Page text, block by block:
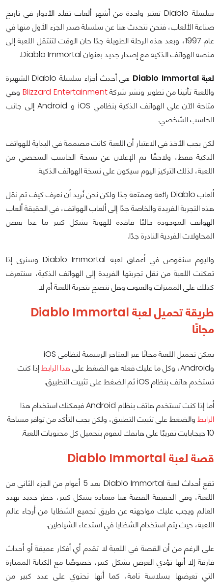
سلسلة Diablo تعتبر واحدة من أشهر ألعاب تقلد الأدوار في تاريخ
صناعة الألعاب، فنحن نتحدث هنا عن سلسلة صدر الجزء الأول منها في
عام 1997، وبعد هذه الرحلة الطويلة جدًا حان الوقت لتنتقل اللعبة إلى
منصة الهواتف الذكية مع إصدار جديد بعنوان Diablo Immortal.
لعبة Diablo Immortal
هي أحدث أجزاء سلسلة Diablo الشهيرة
واللعبة تأتينا من تطوير ونشر شركةBlizzard Entertainment وهي
متاحة الآن على الهواتف الذكية بنظامي iOS و Androidإلى جانب
الحاسب الشخصي.
لكن يجب الأخذ في الاعتبار أن اللعبة كانت مصممة في البداية للهواتف
الذكية فقط، ولاحقًا تم الإعلان عن نسخة الحاسب الشخصي من
اللعبة، لذلك التركيز اليوم سيكون على نسخة الهواتف الذكية.
ألعاب Diablo رائعة وممتعة جدًا ولكن نحن نُريد أن نعرف كيف تم نقل
هذه التجربة الفريدة والخاصة جدًا إلى ألعاب الهواتف، في الحقيقة ألعاب
الهواتف الموجودة حاليًا فاقدة للهوية بشكل كبير ما عدا بعض
المحاولات الفردية النادرة جدًا.
واليوم سنغوص في أعماق لعبة Diablo Immortal وسنرى إذا
تمكنت اللعبة من نقل تجربتها الفريدة إلى الهواتف الذكية، سنتعرف
كذلك على المميزات والعيوب وهل ننصح بتجربة اللعبة أم لا.
طريقة تحميل لعبة Diablo Immortal
مجانًا
يمكن تحميل اللعبة مجانًا عبر المتاجر الرسمية لنظامي iOS
وAndroid، وكل ما عليك فعله هو الضغط على
هذا الرابطإذا كنت
تستخدم هاتف بنظام iOS ثم الضغط على تثبيت التطبيق.
أما إذا كنت تستخدم هاتف بنظام Android فيمكنك استخدام هذا
الرابط والضغط على تثبيت التطبيق، ولكن يجب التأكد من توافر مساحة
10 جيجابايت تقريبًا على هاتفك لتقوم بتحميل كل محتويات اللعبة.
قصة لعبة Diablo Immortal
تقع أحداث لعبة Diablo Immortal بعد 5 أعوام من الجزء الثاني من
اللعبة، وفي الحقيقة القصة هنا معتادة بشكل كبير، خطر جديد يهدد
العالم ويجب عليك مواجهته عن طريق تجميع الشظايا من أرجاء عالم
اللعبة، حيث يتم استخدام الشظايا في استدعاء الشياطين.
على الرغم من أن القصة في اللعبة لا تقدم أي أفكار عميقة أو أحداث
فارقة إلا أنها تؤدي الغرض بشكل كبير، خصوصًا مع الكتابة الممتازة
التي تعرضها بسلاسة تامة، كما أنها تحتوي على عدد كبير من